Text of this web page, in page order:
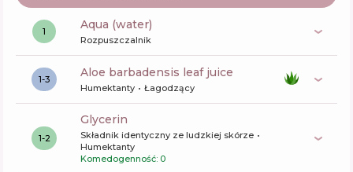
1 aqua (water)
Rozpuszczalnik
1-3 aloe barbadensis leaf juice
Humektanty Łagodzący
1-2
glycerin
Składnik identyczny ze ludzkiej skórze
Humektanty
Komedogenność: 0